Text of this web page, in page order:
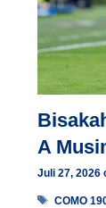
A
Juli 27, 2026
Tag
COMO